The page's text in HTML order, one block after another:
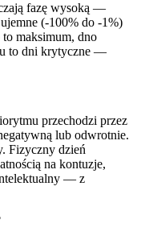
fazę wysoką —
(-100% do -1%)
maksimum, dno
to dni krytyczne —
przechodzi przez
lub odwrotnie.
Fizyczny dzień
na kontuzje,
— z